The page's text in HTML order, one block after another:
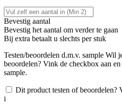
Bevestig aantal
Bevestig het aantal om verder te gaan
Bij extra betaalt u slechts per stuk
Testen/beoordelen d.m.v. sample Wil
beoordelen? Vink de checkbox aan
sample.
Dit product testen of beoordelen?
i